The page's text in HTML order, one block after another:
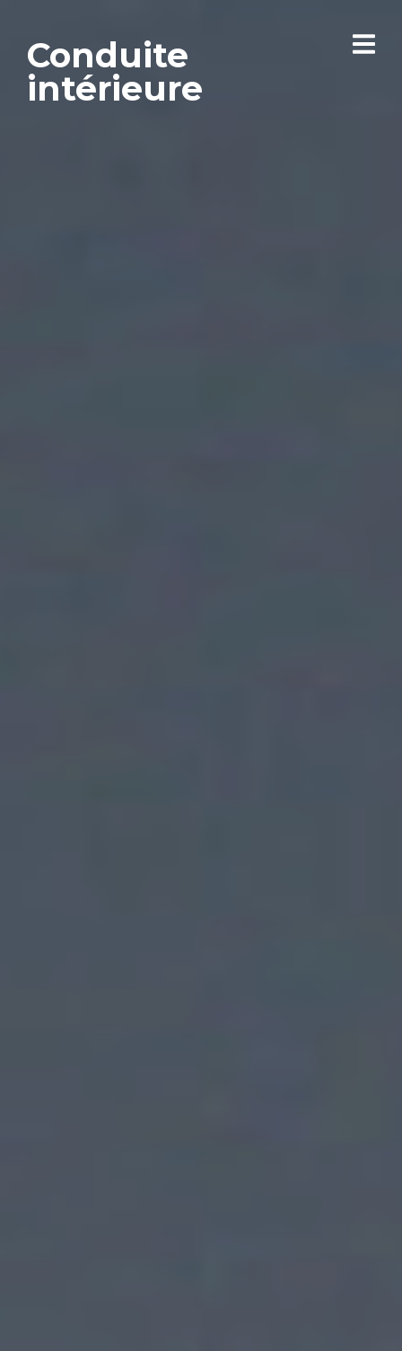
Conduite
intérieure